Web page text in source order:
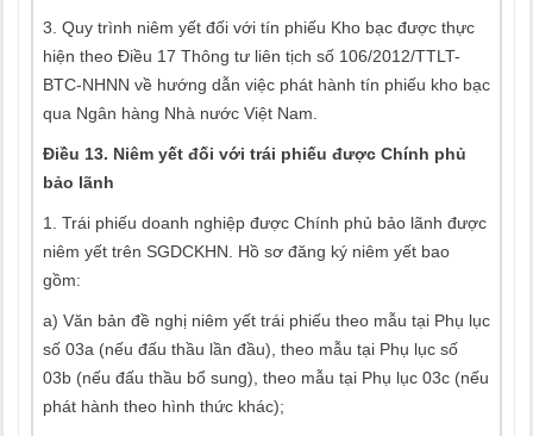
3. Quy trình niêm yết đối với tín phiếu Kho bạc được thực
hiện theo Điều 17 Thông tư liên tịch số 106/2012/TTLT-
BTC-NHNN về hướng dẫn việc phát hành tín phiếu kho bạc
qua Ngân hàng Nhà nước Việt Nam.
Điều 13. Niêm yết đối với trái phiếu được Chính phủ
bảo lãnh
1. Trái phiếu doanh nghiệp được Chính phủ bảo lãnh được
niêm yết trên SGDCKHN. Hồ sơ đăng ký niêm yết bao
gồm:
a) Văn bản đề nghị niêm yết trái phiếu theo mẫu tại Phụ lục
số 03a (nếu đấu thầu lần đầu), theo mẫu tại Phụ lục số
03b (nếu đấu thầu bổ sung), theo mẫu tại Phụ lục 03c (nếu
phát hành theo hình thức khác);